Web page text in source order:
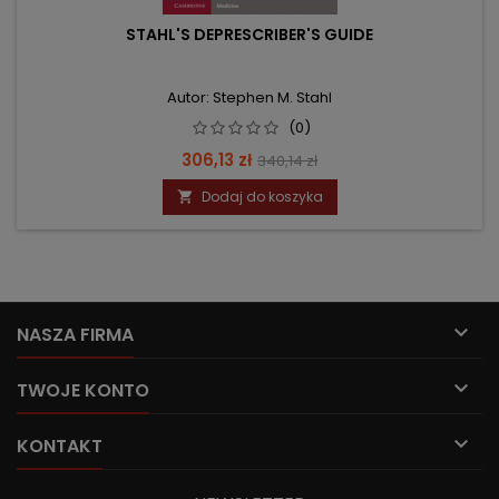
STAHL'S DEPRESCRIBER'S GUIDE
Autor: Stephen M. Stahl
(0)
Cena
306,13 zł Cena
podstawowa
340,14 zł
 Dodaj do koszyka
NASZA FIRMA 
TWOJE KONTO 
KONTAKT 